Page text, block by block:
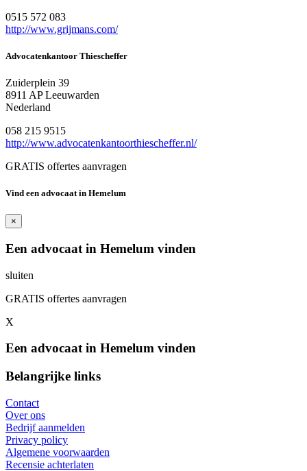
0515 572 083
http://www.grijmans.com/
Advocatenkantoor Thiescheffer
Zuiderplein 39
8911 AP Leeuwarden
Nederland
058 215 9515
http://www.advocatenkantoorthiescheffer.nl/
GRATIS offertes aanvragen
Vind een advocaat in Hemelum
×
Een advocaat in Hemelum vinden
sluiten
GRATIS offertes aanvragen
X
Een advocaat in Hemelum vinden
Belangrijke links
Contact
Over ons
Bedrijf aanmelden
Privacy policy
Algemene voorwaarden
Recensie achterlaten